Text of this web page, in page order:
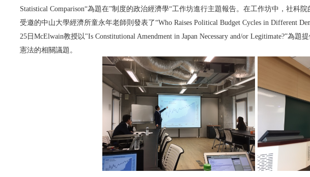
Statistical Comparison“為題在”制度的政治經濟學“工作坊進行主題報告。在工作坊中，社科
受邀的中山大學經濟所童永年老師則發表了“Who Raises Political Budget Cycles in Different
25日McElwain教授以"Is Constitutional Amendment in Japan Necessary and/or Legitimate?”為
憲法的相關議題。